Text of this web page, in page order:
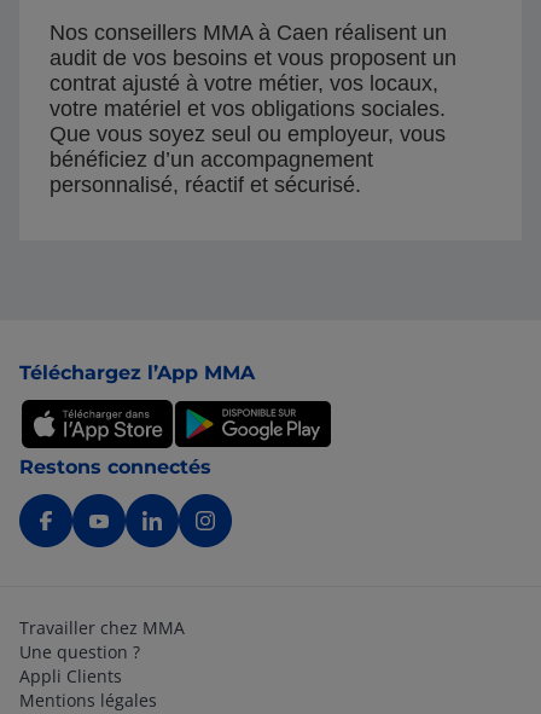
Nos conseillers MMA à Caen réalisent un
audit de vos besoins et vous proposent un
contrat ajusté à votre métier, vos locaux,
votre matériel et vos obligations sociales.
Que vous soyez seul ou employeur, vous
bénéficiez d’un accompagnement
personnalisé, réactif et sécurisé.
Téléchargez l’App MMA
Restons connectés
Travailler chez MMA
Une question ?
Appli Clients
Mentions légales